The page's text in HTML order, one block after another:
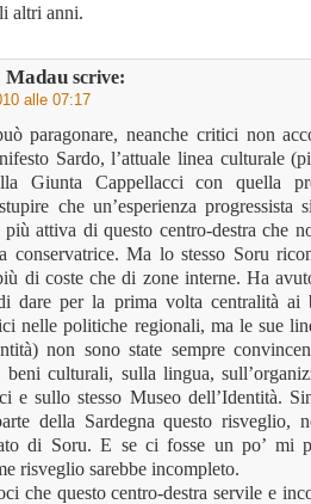
altri anni.
scrive:
alle 07:17
paragonare, neanche critici non
Sardo, l’attuale linea culturale
Giunta Cappellacci con quella
che un’esperienza progressista
più attiva di questo centro-destra che
conservatrice. Ma lo stesso Soru
di coste che di zone interne. Ha
dare per la prima volta centralità ai
nelle politiche regionali, ma le sue
non sono state sempre
beni culturali, sulla lingua,
e sullo stesso Museo dell’Identità.
della Sardegna questo risveglio,
di Soru. E se ci fosse un po’ mi
risveglio sarebbe incompleto.
che questo centro-destra servile e